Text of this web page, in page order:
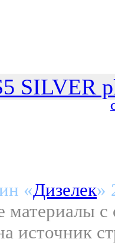
SILVER
«Дизелек»
с
источник